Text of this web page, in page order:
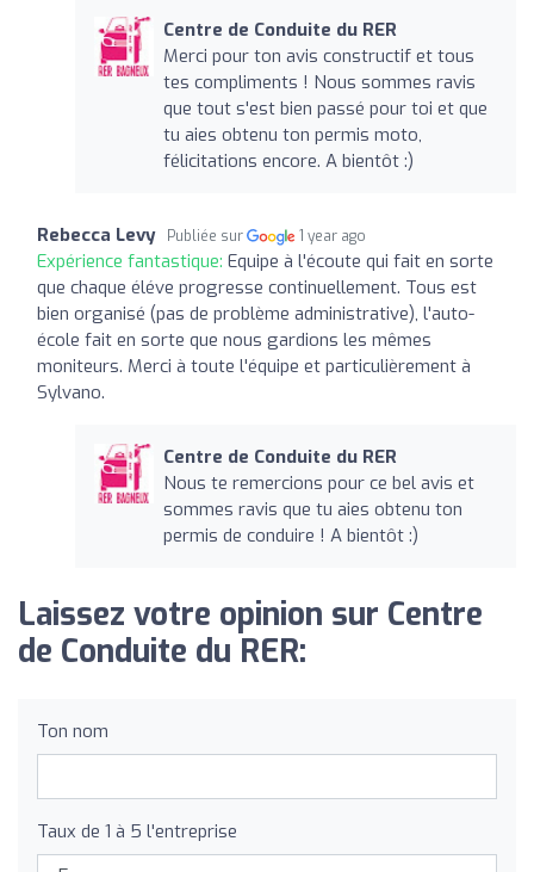
Centre de Conduite du RER
Merci pour ton avis constructif et tous
tes compliments ! Nous sommes ravis
que tout s'est bien passé pour toi et que
tu aies obtenu ton permis moto,
félicitations encore. A bientôt :)
Rebecca Levy Publiée sur 1 year ago
Expérience fantastique: Equipe à l'écoute qui fait en sorte
que chaque éléve progresse continuellement. Tous est
bien organisé (pas de problème administrative), l'auto-
école fait en sorte que nous gardions les mêmes
moniteurs. Merci à toute l'équipe et particulièrement à
Sylvano.
Centre de Conduite du RER
Nous te remercions pour ce bel avis et
sommes ravis que tu aies obtenu ton
permis de conduire ! A bientôt :)
Laissez votre opinion sur Centre
de Conduite du RER:
Ton nom
Taux de 1 à 5 l'entreprise